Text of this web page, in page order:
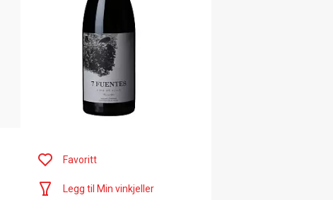
Favoritt
Legg til Min vinkjeller